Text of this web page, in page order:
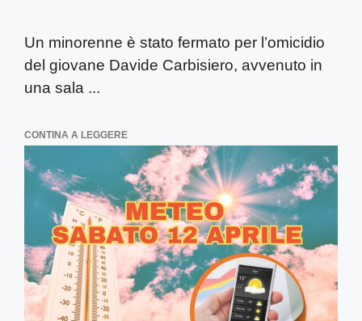
Un minorenne è stato fermato per l’omicidio
del giovane Davide Carbisiero, avvenuto in
una sala ...
CONTINA A LEGGERE